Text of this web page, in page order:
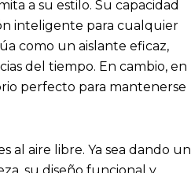
a su estilo. Su capacidad
inteligente para cualquier
como un aislante eficaz,
del tiempo. En cambio, en
perfecto para mantenerse
al aire libre. Ya sea dando un